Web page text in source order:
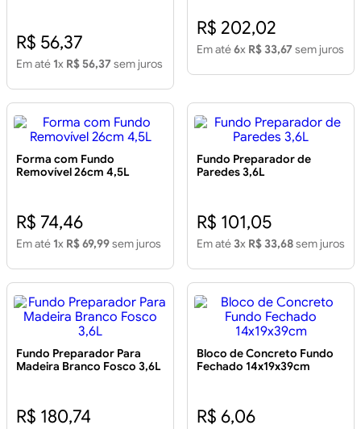
R$ 56,37
Em até 1x R$ 56,37 sem juros
R$ 202,02
Em até6x R$ 33,67 sem juros
Forma com Fundo
Removível 26cm 4,5L
R$ 74,46
Em até 1x R$ 69,99sem juros
Fundo Preparador de
Paredes 3,6L
R$ 101,05
Em até 3x R$ 33,68sem juros
Fundo Preparador Para
Madeira Branco Fosco 3,6L
R$ 180,74
Bloco de Concreto Fundo
Fechado 14x19x39cm
R$ 6,06